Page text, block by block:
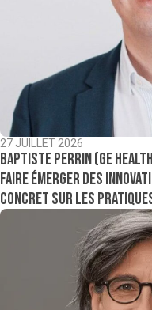
27 JUILLET 2026
Baptiste Perrin (GE
faire émerger des
concret sur les